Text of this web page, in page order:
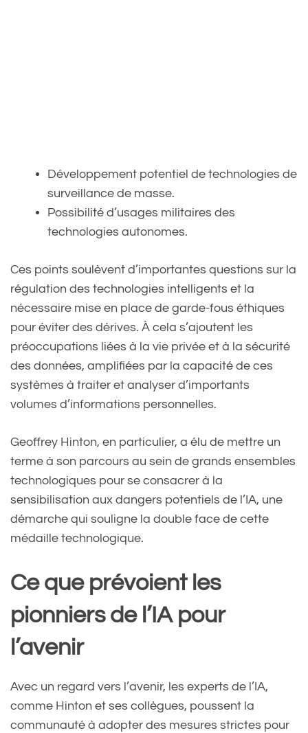
Développement potentiel de technologies de
surveillance de masse.
Possibilité d’usages militaires des
technologies autonomes.
Ces points soulèvent d’importantes questions sur la
régulation des technologies intelligents et la
nécessaire mise en place de garde-fous éthiques
pour éviter des dérives. À cela s’ajoutent les
préoccupations liées à la vie privée et à la sécurité
des données, amplifiées par la capacité de ces
systèmes à traiter et analyser d’importants
volumes d’informations personnelles.
Geoffrey Hinton, en particulier, a élu de mettre un
terme à son parcours au sein de grands ensembles
technologiques pour se consacrer à la
sensibilisation aux dangers potentiels de l’IA, une
démarche qui souligne la double face de cette
médaille technologique.
Ce que prévoient les
pionniers de l’IA pour
l’avenir
Avec un regard vers l’avenir, les experts de l’IA,
comme Hinton et ses collègues, poussent la
communauté à adopter des mesures strictes pour